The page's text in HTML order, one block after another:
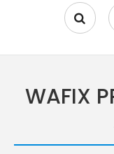
WAFIX